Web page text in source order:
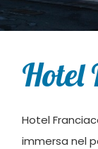
Hotel
Hotel
immersa nel